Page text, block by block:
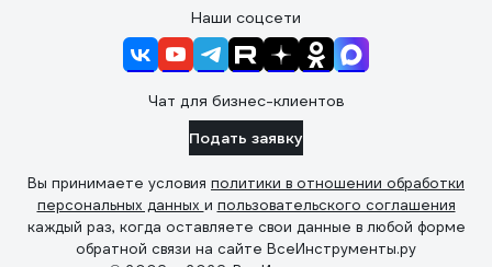
Наши соцсети
Чат для бизнес-клиентов
Подать заявку
Вы принимаете условия политики в отношении обработки
персональных данных и пользовательского соглашения
каждый раз, когда оставляете свои данные в любой форме
обратной связи на сайте ВсеИнструменты.ру